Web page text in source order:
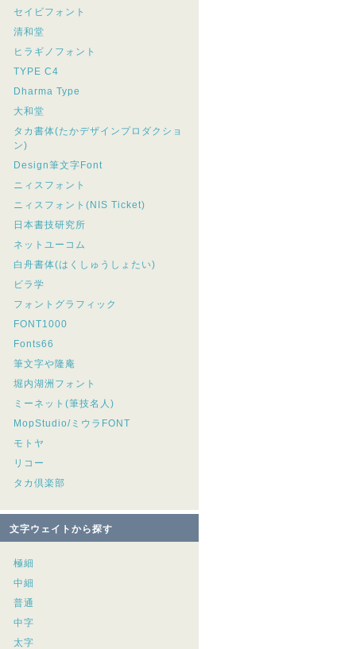
セイビフォント
清和堂
ヒラギノフォント
TYPE C4
Dharma Type
大和堂
タカ書体(たかデザインプロダクショ
ン)
Design筆文字Font
ニィスフォント
ニィスフォント(NIS Ticket)
日本書技研究所
ネットユーコム
白舟書体(はくしゅうしょたい)
ビラ学
フォントグラフィック
FONT1000
Fonts66
筆文字や隆庵
堀内湖洲フォント
ミーネット(筆技名人)
MopStudio/ミウラFONT
モトヤ
リコー
タカ倶楽部
文字ウェイトから探す
極細
中細
普通
中字
太字